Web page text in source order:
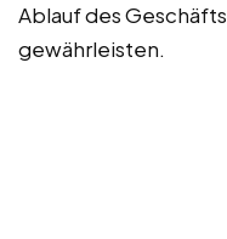
Ablauf des
gewährleisten.